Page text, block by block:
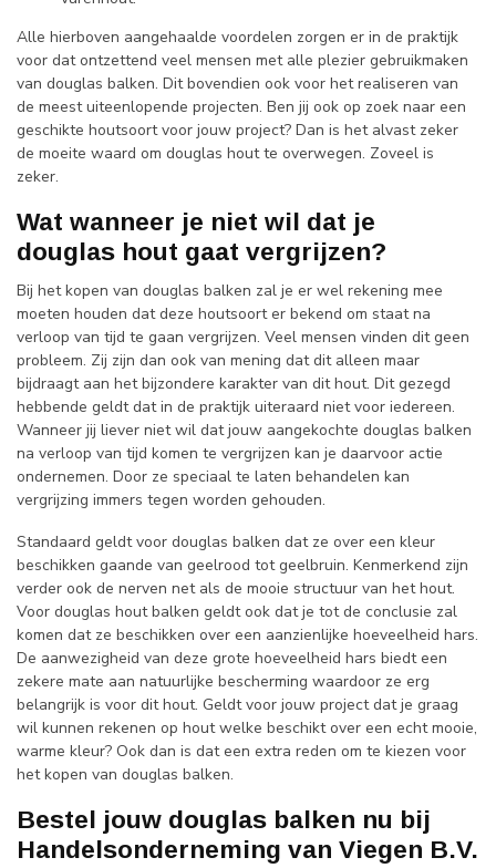
Alle hierboven aangehaalde voordelen zorgen er in de praktijk
voor dat ontzettend veel mensen met alle plezier gebruikmaken
van douglas balken. Dit bovendien ook voor het realiseren van
de meest uiteenlopende projecten. Ben jij ook op zoek naar een
geschikte houtsoort voor jouw project? Dan is het alvast zeker
de moeite waard om douglas hout te overwegen. Zoveel is
zeker.
Wat wanneer je niet wil dat je
douglas hout gaat vergrijzen?
Bij het kopen van douglas balken zal je er wel rekening mee
moeten houden dat deze houtsoort er bekend om staat na
verloop van tijd te gaan vergrijzen. Veel mensen vinden dit geen
probleem. Zij zijn dan ook van mening dat dit alleen maar
bijdraagt aan het bijzondere karakter van dit hout. Dit gezegd
hebbende geldt dat in de praktijk uiteraard niet voor iedereen.
Wanneer jij liever niet wil dat jouw aangekochte douglas balken
na verloop van tijd komen te vergrijzen kan je daarvoor actie
ondernemen. Door ze speciaal te laten behandelen kan
vergrijzing immers tegen worden gehouden.
Standaard geldt voor douglas balken dat ze over een kleur
beschikken gaande van geelrood tot geelbruin. Kenmerkend zijn
verder ook de nerven net als de mooie structuur van het hout.
Voor douglas hout balken geldt ook dat je tot de conclusie zal
komen dat ze beschikken over een aanzienlijke hoeveelheid hars.
De aanwezigheid van deze grote hoeveelheid hars biedt een
zekere mate aan natuurlijke bescherming waardoor ze erg
belangrijk is voor dit hout. Geldt voor jouw project dat je graag
wil kunnen rekenen op hout welke beschikt over een echt mooie,
warme kleur? Ook dan is dat een extra reden om te kiezen voor
het kopen van douglas balken.
Bestel jouw douglas balken nu bij
Handelsonderneming van Viegen B.V.